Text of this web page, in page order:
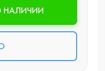
НАЛИЧИИ